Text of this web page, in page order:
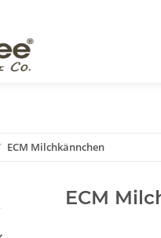
ECM Milchkännchen
ECM